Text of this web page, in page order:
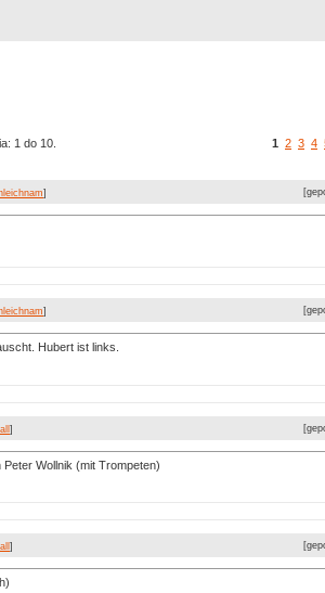
1 do 10. 1 2 3 4
]
]
Hubert ist links.
]
Wollnik (mit Trompeten)
]